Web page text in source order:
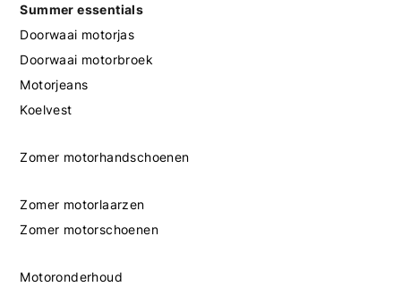
Summer essentials
Doorwaai motorjas
Doorwaai motorbroek
Motorjeans
Koelvest
Zomer motorhandschoenen
Zomer motorlaarzen
Zomer motorschoenen
Motoronderhoud